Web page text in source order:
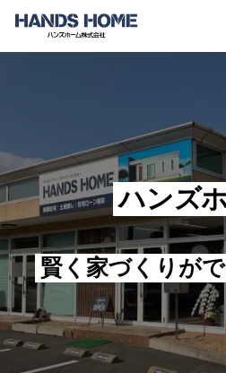
ハンズ
賢く家づくりが